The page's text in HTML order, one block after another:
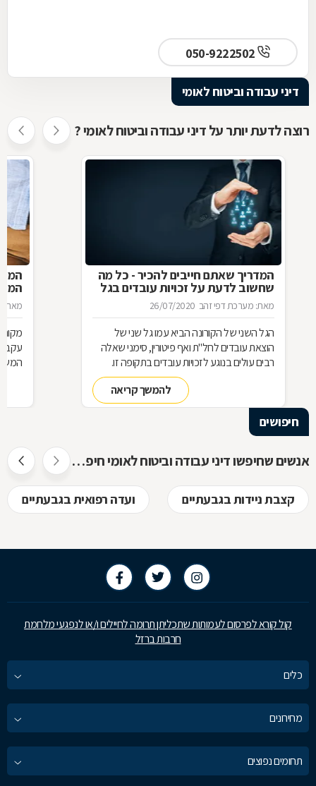
דיני עבודה וביטוח לאומי
רוצה לדעת יותר על דיני עבודה וביטוח לאומי ?
המדריך שאתם חייבים להכיר - כל מה
שחשוב לדעת על זכויות עובדים בגל
הקורונה השני
מאת: מערכת דפי זהב 26/07/2020
הגל השני של הקורונה הביא עמו גל שני של
הוצאת עובדים לחל"ת ואף פיטורין, סימני שאלה
רבים עולים בנוגע לזכויות עובדים בתקופה זו.
ריכזנו עבורכם מספר שאלות ותשובות חשובות
להמשך קריאה
מאת:
עקב
חיפושים
אנשים שחיפשו דיני עבודה וביטוח לאומי חיפשו גם
קצבת ניידות בגבעתיים ועדה רפואית בגבעתיים
קול קורא לפרסום לעמותות שתכליתן תרומה לחיילים ו/או לנפגעי מלחמת
חרבות ברזל
כלים
מחירונים
תחומים נפוצים